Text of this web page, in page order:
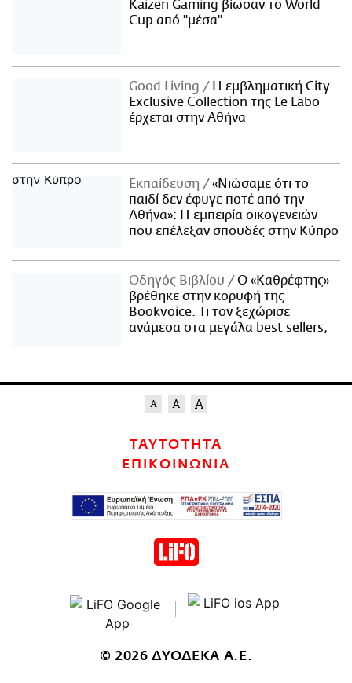
Kaizen Gaming βίωσαν το World
Cup από "μέσα"
Good Living
Η εμβληματική City
Exclusive Collection της Le Labo
έρχεται στην Αθήνα
Εκπαίδευση
«Νιώσαμε ότι το
παιδί δεν έφυγε ποτέ από την
Αθήνα»: Η εμπειρία οικογενειών
που επέλεξαν σπουδές στην Κύπρο
Οδηγός Βιβλίου
Ο «Καθρέφτης»
βρέθηκε στην κορυφή της
Bookvoice. Τι τον ξεχώρισε
ανάμεσα στα μεγάλα best sellers;
ΤΑΥΤΟΤΗΤΑ
ΕΠΙΚΟΙΝΩΝΙΑ
© 2026 ΔΥΟΔΕΚΑ Α.Ε.